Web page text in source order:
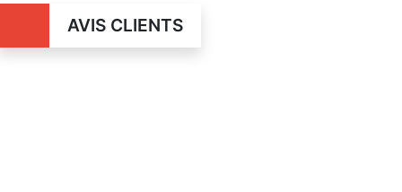
AVIS CLIENTS